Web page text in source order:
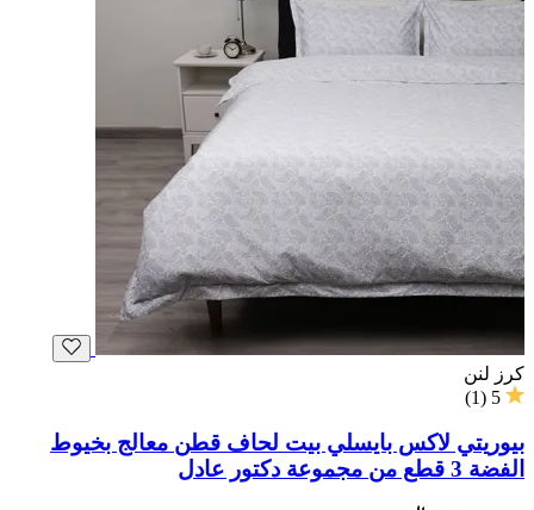
كرز لنن
5
(
1
)
بيوريتي لاكس بايسلي بيت لحاف قطن معالج بخيوط
الفضة 3 قطع من مجموعة دكتور عادل